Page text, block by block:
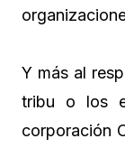
Y más al
tribu o los
corporación